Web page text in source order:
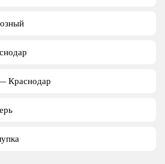
Краснодар